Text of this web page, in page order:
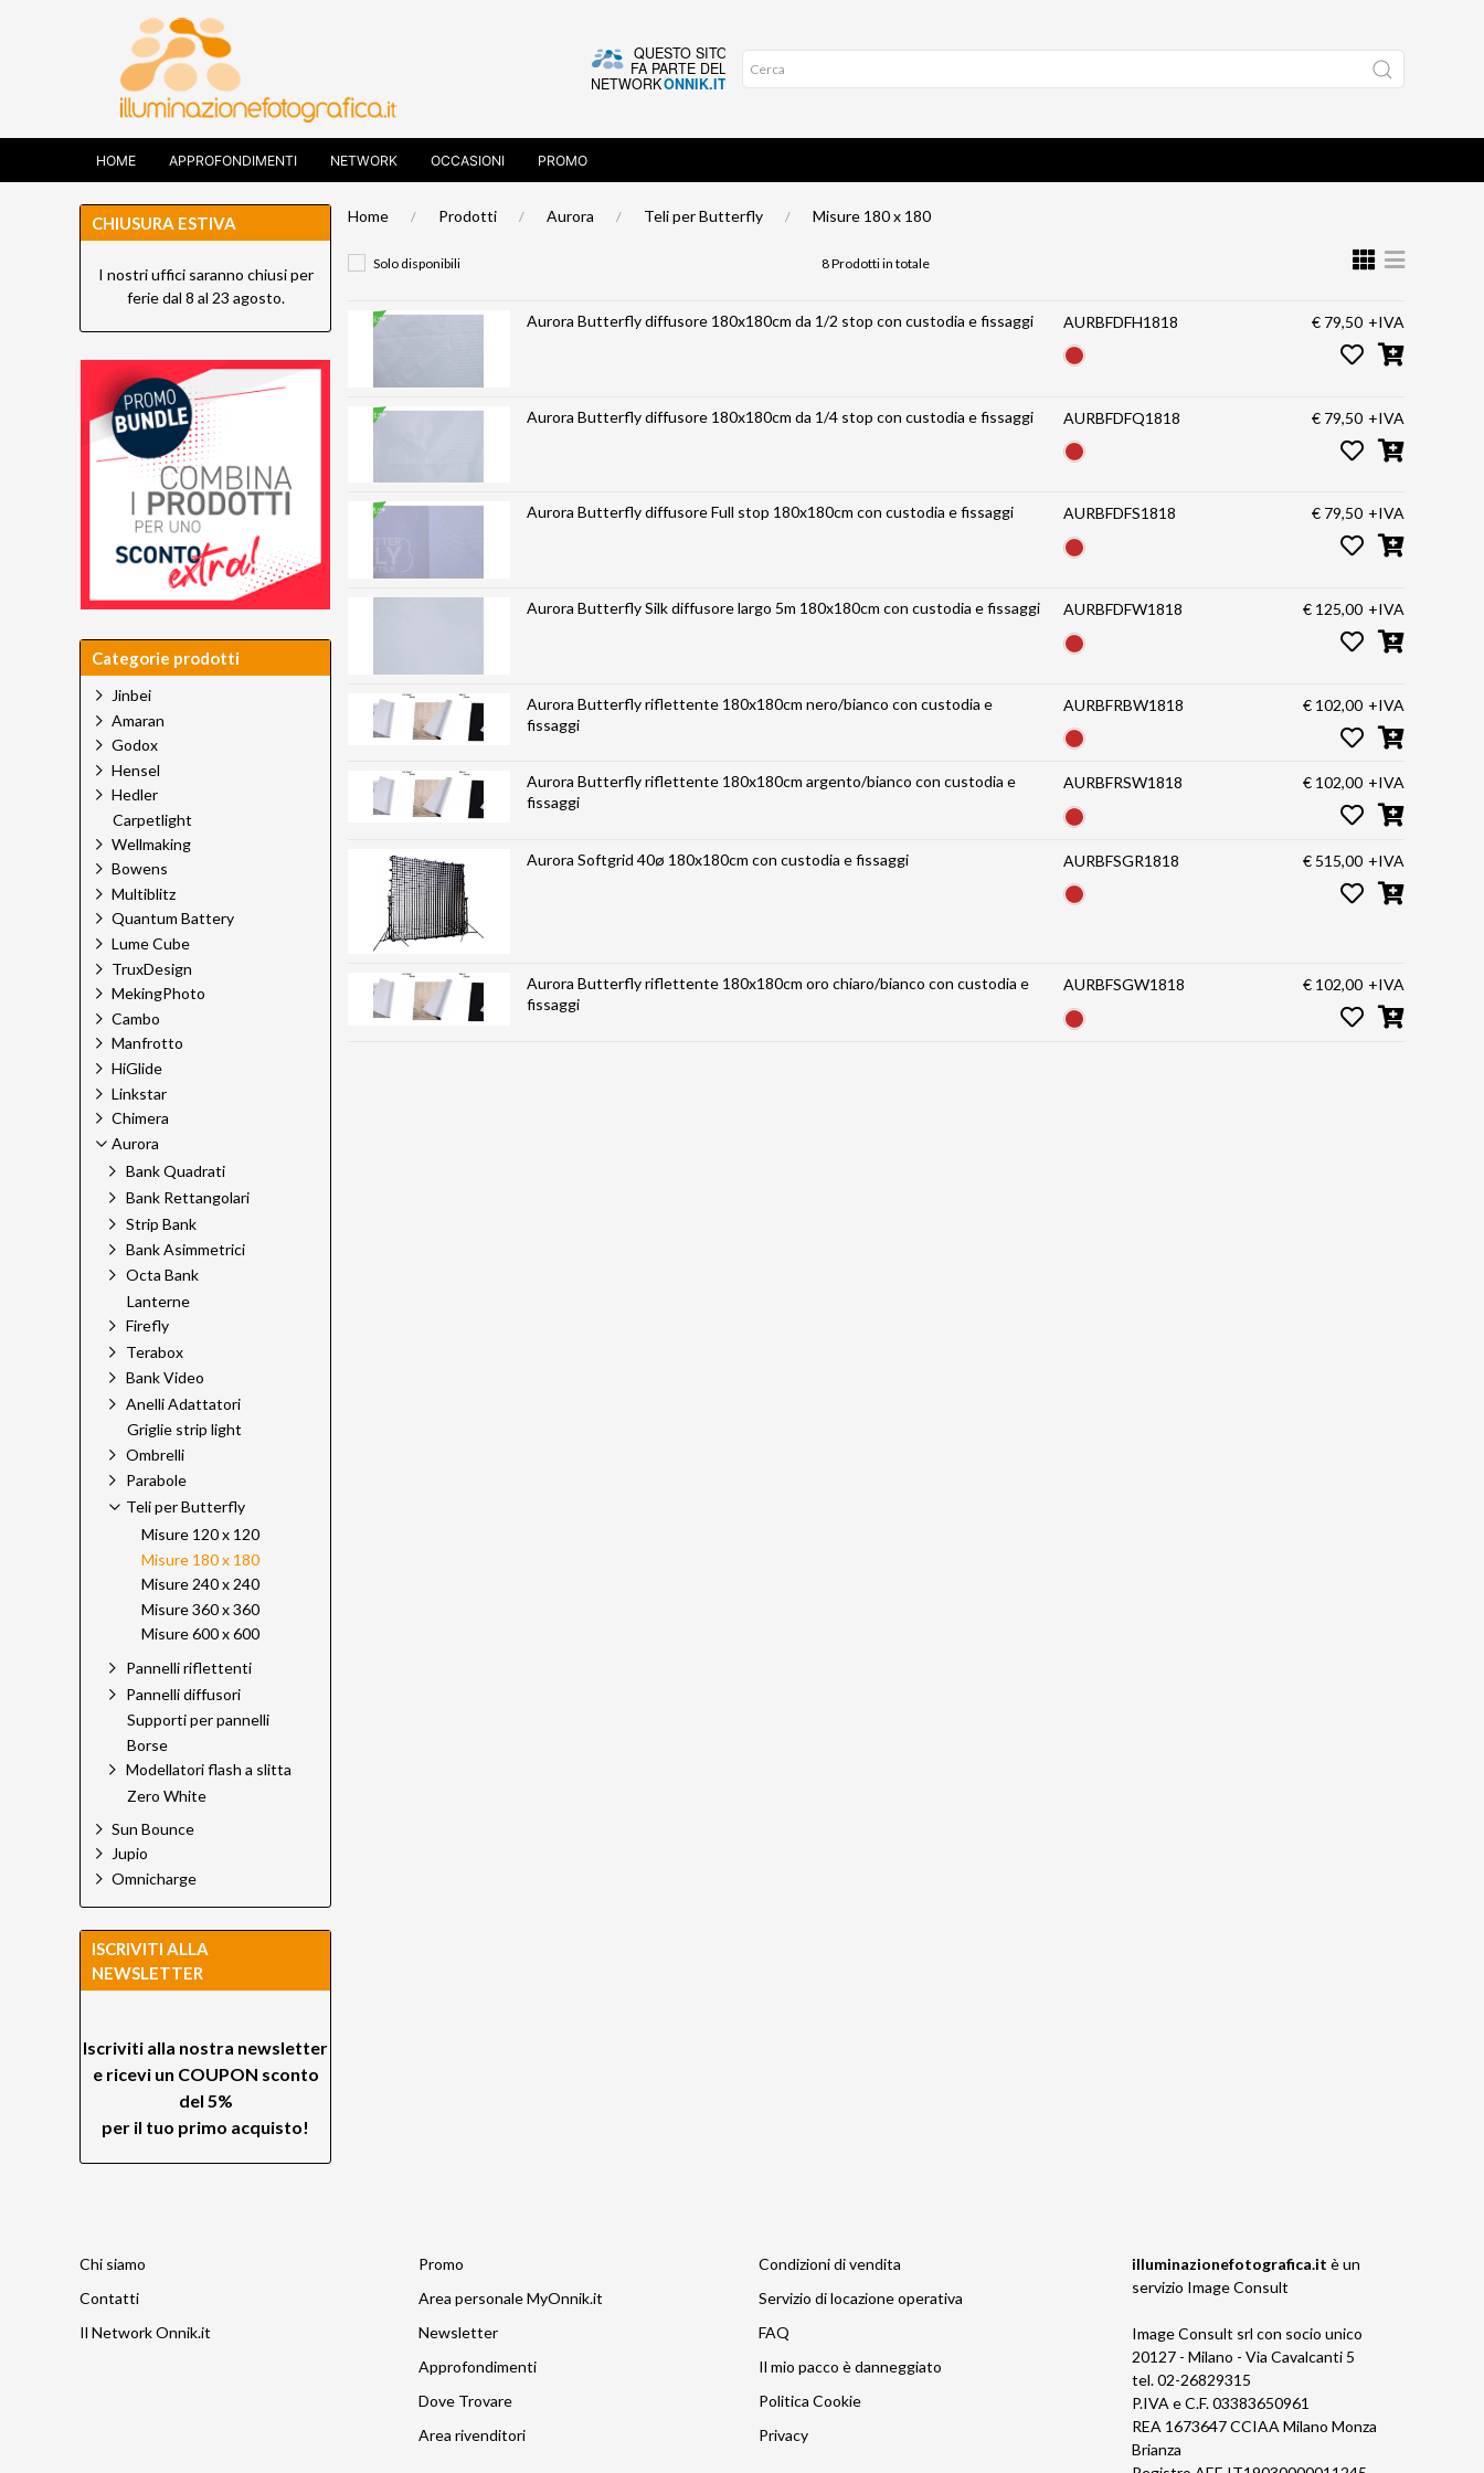
HOME APPROFONDIMENTI NETWORK OCCASIONI PROMO
Home Prodotti Aurora Teli per Butterfly Misure 180 x 180
Solo disponibili 8 Prodotti in totale
Aurora Butterfly diffusore 180x180cm da 1/2 stop con custodia e fissaggi AURBFDFH1818 € 79,50 +IVA
Aurora Butterfly diffusore 180x180cm da 1/4 stop con custodia e fissaggi AURBFDFQ1818 € 79,50 +IVA
Aurora Butterfly diffusore Full stop 180x180cm con custodia e fissaggi AURBFDFS1818 € 79,50 +IVA
Aurora Butterfly Silk diffusore largo 5m 180x180cm con custodia e fissaggi AURBFDFW1818 € 125,00 +IVA
Aurora Butterfly riflettente 180x180cm nero/bianco con custodia e
fissaggi
AURBFRBW1818 € 102,00 +IVA
Aurora Butterfly riflettente 180x180cm argento/bianco con custodia e
fissaggi
AURBFRSW1818 € 102,00 +IVA
Aurora Softgrid 40ø 180x180cm con custodia e fissaggi AURBFSGR1818 € 515,00 +IVA
Aurora Butterfly riflettente 180x180cm oro chiaro/bianco con custodia e
fissaggi
AURBFSGW1818 € 102,00 +IVA
CHIUSURA ESTIVA
I nostri uffici saranno chiusi per
ferie dal 8 al 23 agosto.
Categorie prodotti
Jinbei
Amaran
Godox
Hensel
Hedler
Carpetlight
Wellmaking
Bowens
Multiblitz
Quantum Battery
Lume Cube
TruxDesign
MekingPhoto
Cambo
Manfrotto
HiGlide
Linkstar
Chimera
Aurora
Bank Quadrati
Bank Rettangolari
Strip Bank
Bank Asimmetrici
Octa Bank
Lanterne
Firefly
Terabox
Bank Video
Anelli Adattatori
Griglie strip light
Ombrelli
Parabole
Teli per Butterfly
Misure 120 x 120
Misure 180 x 180
Misure 240 x 240
Misure 360 x 360
Misure 600 x 600
Pannelli riflettenti
Pannelli diffusori
Supporti per pannelli
Borse
Modellatori flash a slitta
Zero White
Sun Bounce
Jupio
Omnicharge
ISCRIVITI ALLA
NEWSLETTER
Iscriviti alla nostra newsletter
e ricevi un COUPON sconto
del 5%
per il tuo primo acquisto!
Chi siamo
Contatti
Il Network Onnik.it
Promo
Area personale MyOnnik.it
Newsletter
Approfondimenti
Dove Trovare
Area rivenditori
Condizioni di vendita
Servizio di locazione operativa
FAQ
Il mio pacco è danneggiato
Politica Cookie
Privacy
illuminazionefotografica.it è un
servizio Image Consult
Image Consult srl con socio unico
20127 - Milano - Via Cavalcanti 5
tel. 02-26829315
P.IVA e C.F. 03383650961
REA 1673647 CCIAA Milano Monza
Brianza